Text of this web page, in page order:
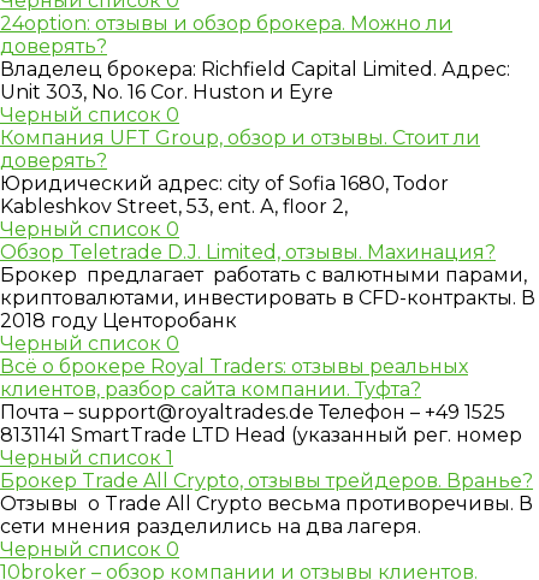
24option: отзывы и обзор брокера. Можно ли
доверять?
Владелец брокера: Richfield Capital Limited. Адрес:
Unit 303, No. 16 Cor. Huston и Eyre
Черный список 0
Компания UFT Group, обзор и отзывы. Стоит ли
доверять?
Юридический адрес: city of Sоfia 1680, Тоdоr
Kableshkov Street, 53, еnt. А, flооr 2,
Черный список 0
Обзор Teletrade D.J. Limited, отзывы. Махинация?
Брокер предлагает работать с валютными парами,
криптовалютами, инвестировать в CFD-контракты. В
2018 году Центоробанк
Черный список 0
Всё о брокере Royal Traders: отзывы реальных
клиентов, разбор сайта компании. Туфта?
Почта – support@royaltrades.de Телефон – +49 1525
8131141 SmartTrade LTD Head (указанный рег. номер
Черный список 1
Брокер Trade All Crypto, отзывы трейдеров. Вранье?
Отзывы о Trade All Crypto весьма противоречивы. В
сети мнения разделились на два лагеря.
Черный список 0
10broker – обзор компании и отзывы клиентов.